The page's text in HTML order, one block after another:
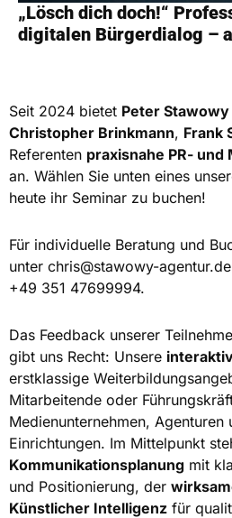
„Lösch dich doch!“
digitalen Bürgerdialog –
Seit 2024 bietet Peter Stawowy
Christopher Brinkmann, Frank
Referenten praxisnahe PR-
an. Wählen Sie unten eines
heute ihr Seminar zu buchen!
Für individuelle Beratung und
unter chris@stawowy-agentur.de
+49 351 47699994.
Das Feedback unserer
gibt uns Recht: Unsere
erstklassige
Mitarbeitende oder
Medienunternehmen, Agenturen
Einrichtungen. Im Mittelpunkt
Kommunikationsplanung mit
und Positionierung, der
Künstlicher Intelligenz für